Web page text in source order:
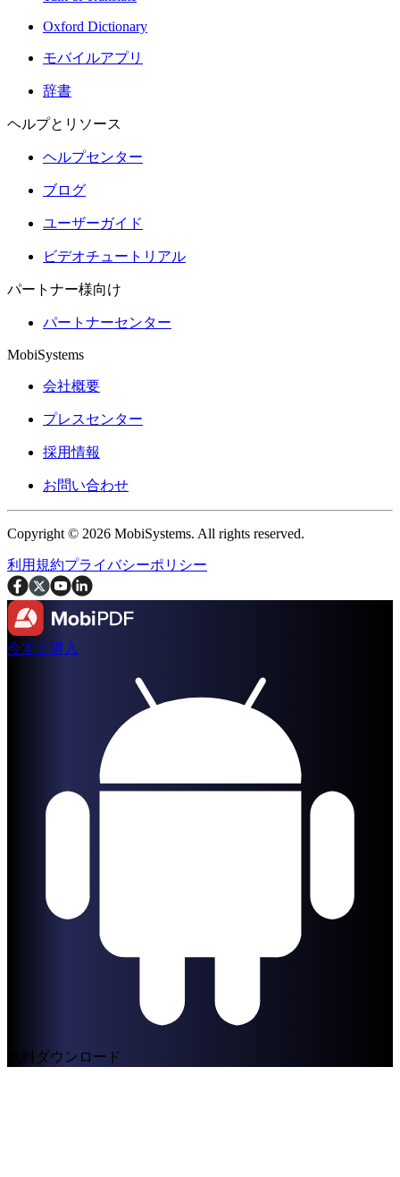
Oxford Dictionary
モバイルアプリ
辞書
ヘルプとリソース
ヘルプセンター
ブログ
ユーザーガイド
ビデオチュートリアル
パートナー様向け
パートナーセンター
MobiSystems
会社概要
プレスセンター
採用情報
お問い合わせ
Copyright © 2026 MobiSystems. All rights reserved.
利用規約プライバシーポリシー
今すぐ購入
無料ダウンロード